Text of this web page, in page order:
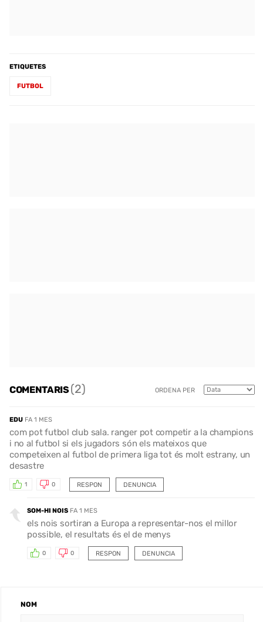
ETIQUETES
FUTBOL
COMENTARIS(2) ORDENA PER
EDU FA 1 MES
com pot futbol club sala. ranger pot competir a la champions
i no al futbol si els jugadors són els mateixos que
competeixen al futbol de primera liga tot és molt estrany, un
desastre
RESPON
1 0 DENUNCIA
SOM-HI NOIS FA 1 MES
els nois sortiran a Europa a representar-nos el millor
possible, el resultats és el de menys
RESPON
0 0 DENUNCIA
NOM